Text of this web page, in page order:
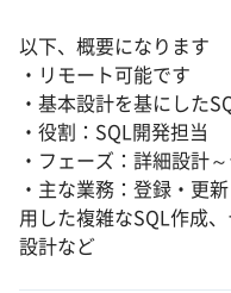
以下、概要になります
・リモート可能です
・基本設計を基にした
・役割：SQL開発担当
・フェーズ：詳細設計
・主な業務：登録・更
用した複雑なSQL作成
設計など